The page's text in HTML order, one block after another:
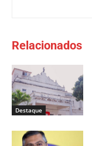
Relacionados
Destaque